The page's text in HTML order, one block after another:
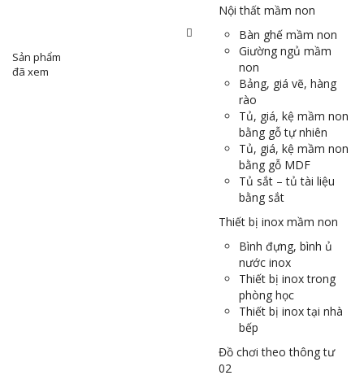
Sản phẩm
đã xem
Nội thất mầm non
Bàn ghế mầm non
Giường ngủ mầm
non
Bảng, giá vẽ, hàng
rào
Tủ, giá, kệ mầm non
bằng gỗ tự nhiên
Tủ, giá, kệ mầm non
bằng gỗ MDF
Tủ sắt – tủ tài liệu
bằng sắt
Thiết bị inox mầm non
Bình đựng, bình ủ
nước inox
Thiết bị inox trong
phòng học
Thiết bị inox tại nhà
bếp
Đồ chơi theo thông tư
02